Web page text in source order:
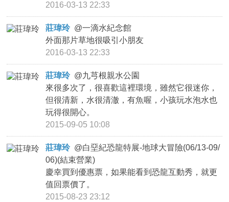
2016-03-13 22:33
莊瑋玲 @一滴水紀念館
外面那片草地很吸引小朋友
2016-03-13 22:33
莊瑋玲 @九芎根親水公園
來很多次了，很喜歡這裡環境，雖然它很迷你，
但很清新，水很清澈，有魚喔，小孩玩水泡水也
玩得很開心。
2015-09-05 10:08
莊瑋玲 @白堊紀恐龍特展-地球大冒險(06/13-09/
06)(結束營業)
慶幸買到優惠票，如果能看到恐龍互動秀，就更
值回票價了。
2015-08-23 23:12